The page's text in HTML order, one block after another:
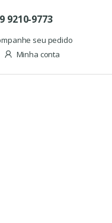
9210-9773
seu pedido
Minha conta